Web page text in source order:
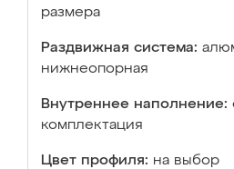
размера
Раздвижная система:
нижнеопорная
Внутреннее наполнение:
комплектация
Цвет профиля: на выбор